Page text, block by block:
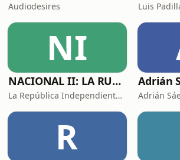
Audiodesires Luis
NI
NACIONAL II: LA RUTA DEL EXILIO
La República Independiente de la Radio
Adrián
Adrián
R